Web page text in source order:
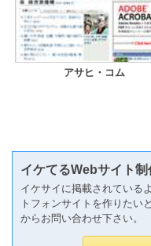
アサヒ・コム
イケてるWebサイト
イケサイに掲載されている
トフォンサイトを作りたい
からお問い合わせ下さい。